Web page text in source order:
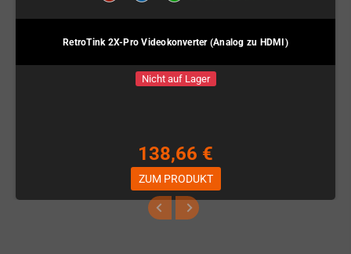
RetroTink 2X-Pro Videokonverter (Analog zu HDMI)
Nicht auf Lager
138,66 €
ZUM PRODUKT